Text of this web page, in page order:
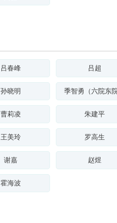
吕春峰 吕超
孙晓明 季智勇（六院东院
曹莉凌 朱建平
王美玲 罗高生
谢嘉 赵煜
霍海波